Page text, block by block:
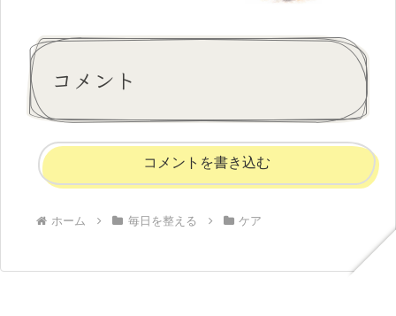
コメント
コメントを書き込む
ホーム 毎日を整える ケア